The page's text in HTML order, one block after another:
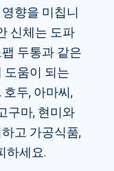
향을 미칩니
신체는 도파
두통과 ​​같은
도움이 되는
두, 아마씨,
구마, 현미와
고 가공식품,
하세요.